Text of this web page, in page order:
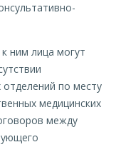
ним лица могут
отделений по месту
медицинских
между